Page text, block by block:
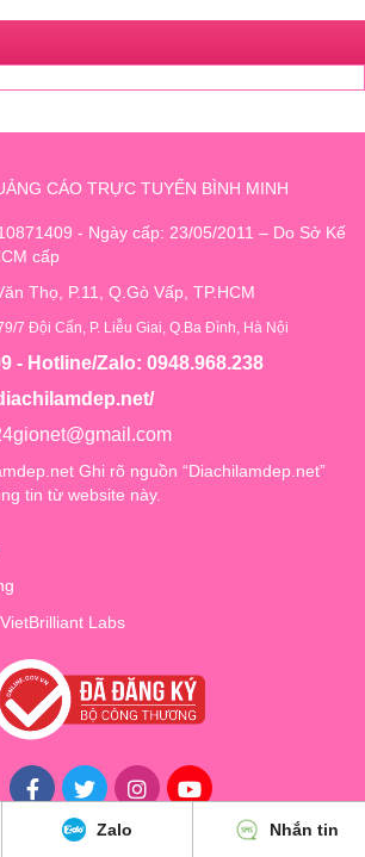
Zalo Nhắn tin
CÁO TRỰC TUYẾN BÌNH MINH
- Ngày cấp: 23/05/2011 – Do Sở Kế
cấp
Thọ, P.11, Q.Gò Vấp, TP.HCM
7 Đội Cấn, P. Liễu Giai, Q.Ba Đình, Hà Nội
- Hotline/Zalo: 0948.968.238
Ghi rõ nguồn “Diachilamdep.net”
tin từ website này.
VietBrilliant Labs